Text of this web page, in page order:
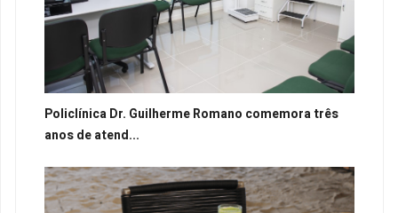
Policlínica Dr. Guilherme Romano comemora três
anos de atend...